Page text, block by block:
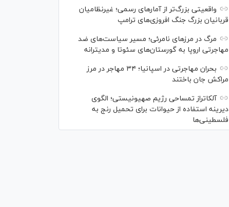
واقعیتی بزرگ‌تر از آمار‌های رسمی؛ غیرنظامیان
قربانیان بزرگ جنگ افروزی‌های ترامپ
مرگ در مرز‌های نامرئی؛ مسیر سیاست‌های ضد
مهاجرتی اروپا به گورستان‌های سئوتا و مدیترانه
بحران مهاجرتی در اسپانیا؛ ۳۴ مهاجر در مرز
مراکش جان باختند
آلکاتراز تمساحی رژیم صهیونیستی؛ الگوی
دیرینه استفاده از حیوانات برای تحمیل رنج به
فلسطینی‌ها